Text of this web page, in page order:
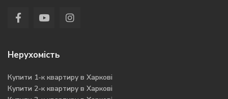
Нерухомість
Купити 1-к квартиру в Харкові
Купити 2-к квартиру в Харкові